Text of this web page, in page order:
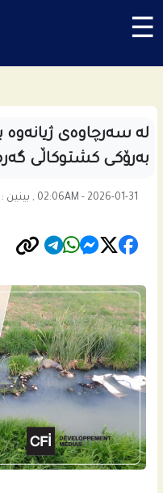
☰
لە سەرچاوەی ژیانەوە
بەرۆکی کشتوکاڵی
02:06AM - 2026-01-31 , بینین : 477